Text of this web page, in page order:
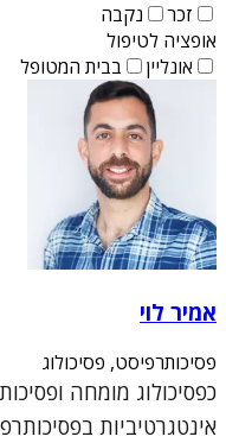
זכר
נקבה
אופציה לטיפול
אונליין
בבית המטופל
אמיר לוי
פסיכותרפיסט, פסיכולוג
כפסיכולוג מומחה
אינטגרטיביות